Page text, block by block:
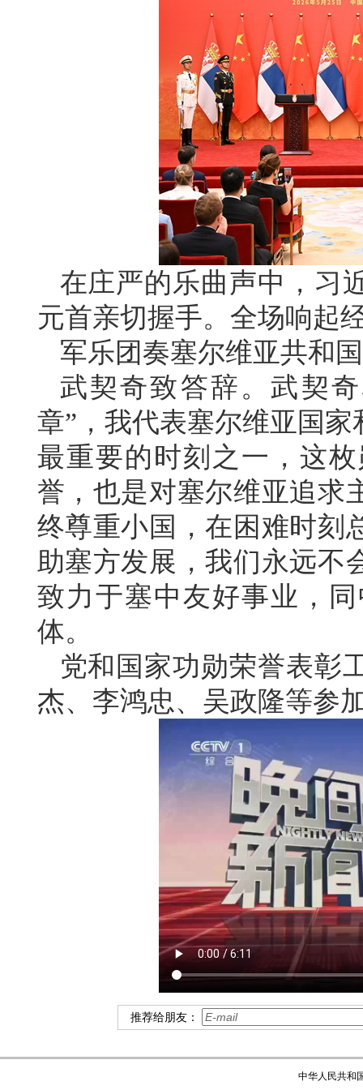
在庄严的乐曲声中，习
元首亲切握手。全场响起
军乐团奏塞尔维亚共和
武契奇致答辞。武契
章”，我代表塞尔维亚国
最重要的时刻之一，这
誉，也是对塞尔维亚追求
终尊重小国，在困难时刻
助塞方发展，我们永远不
致力于塞中友好事业，
体。
党和国家功勋荣誉表彰
杰、李鸿忠、吴政隆等参
推荐给朋友：
中华人民共和